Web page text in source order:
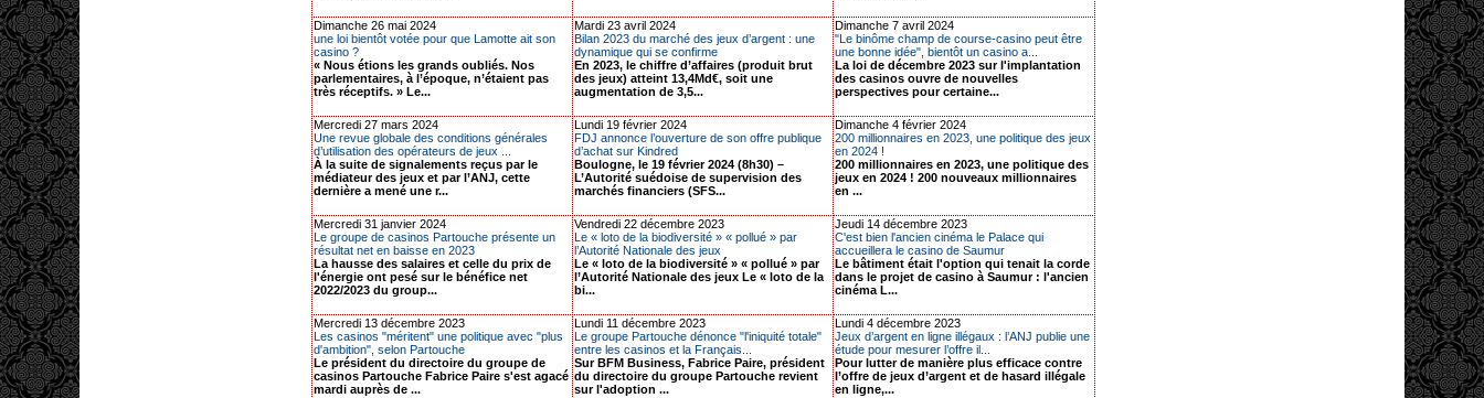
Dimanche 26 mai 2024
une loi bientôt votée pour que Lamotte ait son
casino ?
« Nous étions les grands oubliés. Nos
parlementaires, à l’époque, n’étaient pas
très réceptifs. » Le...
Mardi 23 avril 2024
Bilan 2023 du marché des jeux d’argent : une
dynamique qui se confirme
En 2023, le chiffre d’affaires (produit brut
des jeux) atteint 13,4Md€, soit une
augmentation de 3,5...
Dimanche 7 avril 2024
"Le binôme champ de course-casino peut être
une bonne idée", bientôt un casino a...
La loi de décembre 2023 sur l'implantation
des casinos ouvre de nouvelles
perspectives pour certaine...
Mercredi 27 mars 2024
Une revue globale des conditions générales
d’utilisation des opérateurs de jeux ...
À la suite de signalements reçus par le
médiateur des jeux et par l’ANJ, cette
dernière a mené une r...
Lundi 19 février 2024
FDJ annonce l’ouverture de son offre publique
d’achat sur Kindred
Boulogne, le 19 février 2024 (8h30) –
L’Autorité suédoise de supervision des
marchés financiers (SFS...
Dimanche 4 février 2024
200 millionnaires en 2023, une politique des jeux
en 2024 !
200 millionnaires en 2023, une politique des
jeux en 2024 ! 200 nouveaux millionnaires
en ...
Mercredi 31 janvier 2024
Le groupe de casinos Partouche présente un
résultat net en baisse en 2023
La hausse des salaires et celle du prix de
l'énergie ont pesé sur le bénéfice net
2022/2023 du group...
Vendredi 22 décembre 2023
Le « loto de la biodiversité » « pollué » par
l’Autorité Nationale des jeux
Le « loto de la biodiversité » « pollué » par
l’Autorité Nationale des jeux Le « loto de la
bi...
Jeudi 14 décembre 2023
C'est bien l'ancien cinéma le Palace qui
accueillera le casino de Saumur
Le bâtiment était l'option qui tenait la corde
dans le projet de casino à Saumur : l'ancien
cinéma L...
Mercredi 13 décembre 2023
Les casinos "méritent" une politique avec "plus
d'ambition", selon Partouche
Le président du directoire du groupe de
casinos Partouche Fabrice Paire s'est agacé
mardi auprès de ...
Lundi 11 décembre 2023
Le groupe Partouche dénonce "l'iniquité totale"
entre les casinos et la Français...
Sur BFM Business, Fabrice Paire, président
du directoire du groupe Partouche revient
sur l'adoption ...
Lundi 4 décembre 2023
Jeux d’argent en ligne illégaux : l’ANJ publie une
étude pour mesurer l’offre il...
Pour lutter de manière plus efficace contre
l’offre de jeux d’argent et de hasard illégale
en ligne,...